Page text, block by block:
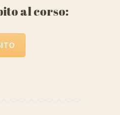
al corso: